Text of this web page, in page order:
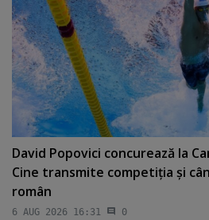
David Popovici concurează la
Cine transmite competiţia şi
român
6 AUG 2026 16:31 0